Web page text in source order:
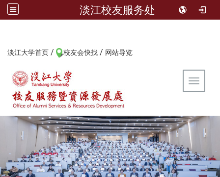
淡江校友服务处
淡江大学首页 / 校友会快找 / 网站导览
Toggle